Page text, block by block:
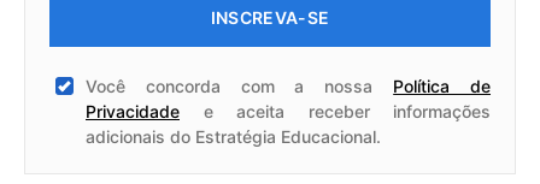
INSCREVA-SE
Você concorda com a nossa Política de
Privacidade e aceita receber informações
adicionais do Estratégia Educacional.